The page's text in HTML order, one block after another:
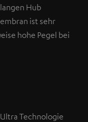
Hub
ist sehr
hohe Pegel bei
Technologie